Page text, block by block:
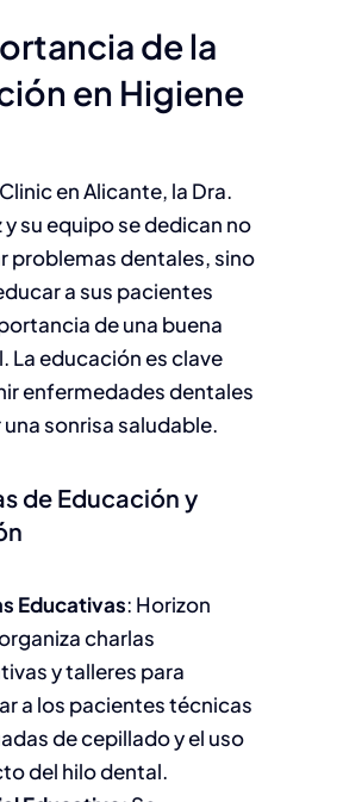
de la
en Higiene
en Alicante, la Dra.
y su equipo se dedican no
problemas dentales, sino
a sus pacientes
de una buena
La educación es clave
enfermedades dentales
sonrisa saludable.
de Educación y
Educativas: Horizon
charlas
y talleres para
a los pacientes técnicas
de cepillado y el uso
del hilo dental.